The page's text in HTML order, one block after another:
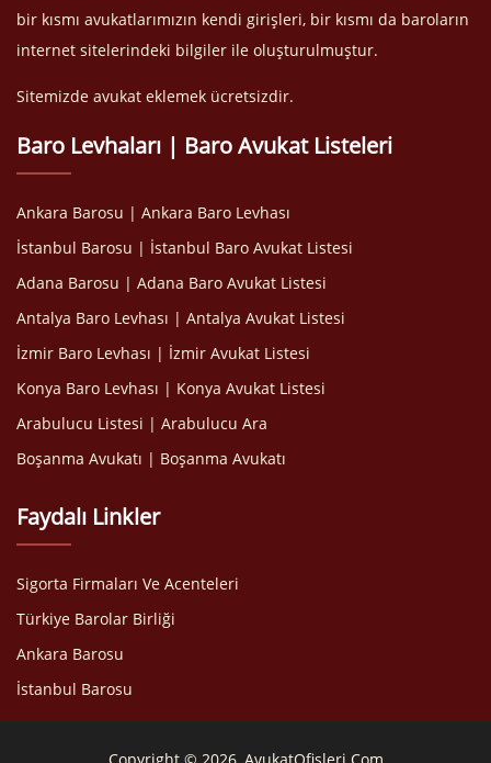
bir kısmı avukatlarımızın kendi girişleri, bir kısmı da baroların
internet sitelerindeki bilgiler ile oluşturulmuştur.
Sitemizde avukat eklemek ücretsizdir.
Baro Levhaları | Baro Avukat Listeleri
Ankara Barosu | Ankara Baro Levhası
İstanbul Barosu | İstanbul Baro Avukat Listesi
Adana Barosu | Adana Baro Avukat Listesi
Antalya Baro Levhası | Antalya Avukat Listesi
İzmir Baro Levhası | İzmir Avukat Listesi
Konya Baro Levhası | Konya Avukat Listesi
Arabulucu Listesi | Arabulucu Ara
Boşanma Avukatı | Boşanma Avukatı
Faydalı Linkler
Sigorta Firmaları Ve Acenteleri
Türkiye Barolar Birliği
Ankara Barosu
İstanbul Barosu